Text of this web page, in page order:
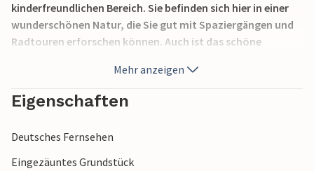
kinderfreundlichen Bereich. Sie befinden sich hier in einer
wunderschönen Natur, die Sie gut mit Spaziergängen und
Radtouren erforschen können. Auch ist das schöne
eindrucksvoll und die Fußgängerzone ist gut zum Bummeln
geeignet. Für Abwechslung sorgen auch Dybbøl Mølle, das
Schloss von Sønderborg und der Erlebnispark Danfoss
Mehr anzeigen
Eigenschaften
Deutsches Fernsehen
Eingezäuntes Grundstück